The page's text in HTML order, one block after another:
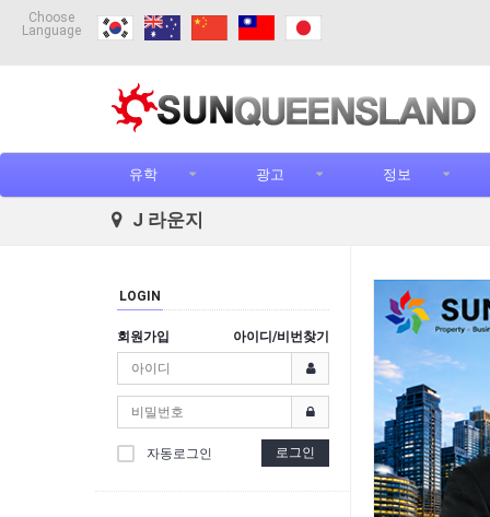
Choose
Language
유학 광고 정보
J 라운지
LOGIN
회원가입 아이디/비번찾기
자동로그인 로그인